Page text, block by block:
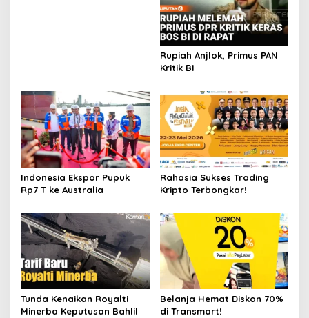
Rupiah Anjlok, Primus PAN
Kritik BI
Indonesia Ekspor Pupuk
Rp7 T ke Australia
Rahasia Sukses Trading
Kripto Terbongkar!
Tunda Kenaikan Royalti
Minerba Keputusan Bahlil
Belanja Hemat Diskon 70%
di Transmart!